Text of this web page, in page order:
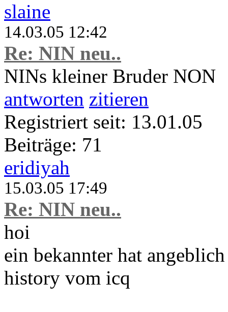
slaine
14.03.05 12:42
Re: NIN neu..
NINs kleiner Bruder NON
antworten zitieren
Registriert seit: 13.01.05
Beiträge: 71
eridiyah
15.03.05 17:49
Re: NIN neu..
hoi
ein bekannter hat
history vom icq